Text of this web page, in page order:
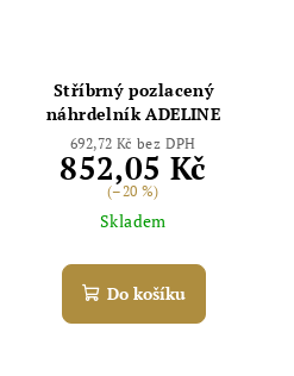
Stříbrný pozlacený
náhrdelník ADELINE
692,72 Kč bez DPH
852,05 Kč
(–20 %)
Skladem
Do košíku